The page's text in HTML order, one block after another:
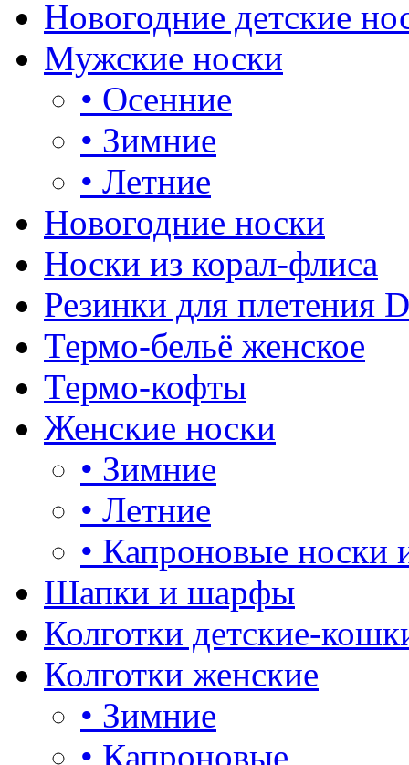
Новогодние детские
Мужские носки
• Осенние
• Зимние
• Летние
Новогодние носки
Носки из корал-флиса
Резинки для плетения
Термо-бельё женское
Термо-кофты
Женские носки
• Зимние
• Летние
• Капроновые носки
Шапки и шарфы
Колготки детские-
Колготки женские
• Зимние
• Капроновые